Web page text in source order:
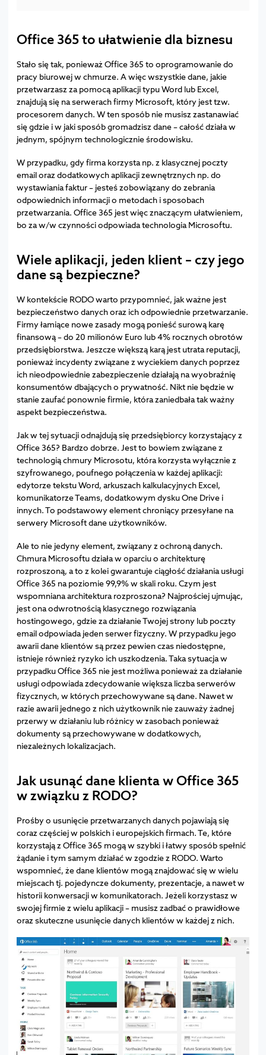
Office 365 to ułatwienie dla biznesu
Stało się tak, ponieważ Office 365 to oprogramowanie do
pracy biurowej w chmurze. A więc wszystkie dane, jakie
przetwarzasz za pomocą aplikacji typu Word lub Excel,
znajdują się na serwerach firmy Microsoft, który jest tzw.
procesorem danych. W ten sposób nie musisz zastanawiać
się gdzie i w jaki sposób gromadzisz dane – całość działa w
jednym, spójnym technologicznie środowisku.
W przypadku, gdy firma korzysta np. z klasycznej poczty
email oraz dodatkowych aplikacji zewnętrznych np. do
wystawiania faktur – jesteś zobowiązany do zebrania
odpowiednich informacji o metodach i sposobach
przetwarzania. Office 365 jest więc znaczącym ułatwieniem,
bo za w/w czynności odpowiada technologia Microsoftu.
Wiele aplikacji, jeden klient – czy jego
dane są bezpieczne?
W kontekście RODO warto przypomnieć, jak ważne jest
bezpieczeństwo danych oraz ich odpowiednie przetwarzanie.
Firmy łamiące nowe zasady mogą ponieść surową karę
finansową – do 20 milionów Euro lub 4% rocznych obrotów
przedsiębiorstwa. Jeszcze większą karą jest utrata reputacji,
ponieważ incydenty związane z wyciekiem danych poprzez
ich nieodpowiednie zabezpieczenie działają na wyobraźnię
konsumentów dbających o prywatność. Nikt nie będzie w
stanie zaufać ponownie firmie, która zaniedbała tak ważny
aspekt bezpieczeństwa.
Jak w tej sytuacji odnajdują się przedsiębiorcy korzystający z
Office 365? Bardzo dobrze. Jest to bowiem związane z
technologią chmury Microsotu, która korzysta wyłącznie z
szyfrowanego, poufnego połączenia w każdej aplikacji:
edytorze tekstu Word, arkuszach kalkulacyjnych Excel,
komunikatorze Teams, dodatkowym dysku One Drive i
innych. To podstawowy element chroniący przesyłane na
serwery Microsoft dane użytkowników.
Ale to nie jedyny element, związany z ochroną danych.
Chmura Microsoftu działa w oparciu o architekturę
rozproszoną, a to z kolei gwarantuje ciągłość działania usługi
Office 365 na poziomie 99,9% w skali roku. Czym jest
wspomniana architektura rozproszona? Najprościej ujmując,
jest ona odwrotnością klasycznego rozwiązania
hostingowego, gdzie za działanie Twojej strony lub poczty
email odpowiada jeden serwer fizyczny. W przypadku jego
awarii dane klientów są przez pewien czas niedostępne,
istnieje również ryzyko ich uszkodzenia. Taka sytuacja w
przypadku Office 365 nie jest możliwa ponieważ za działanie
usługi odpowiada zdecydowanie większa liczba serwerów
fizycznych, w których przechowywane są dane. Nawet w
razie awarii jednego z nich użytkownik nie zauważy żadnej
przerwy w działaniu lub różnicy w zasobach ponieważ
dokumenty są przechowywane w dodatkowych,
niezależnych lokalizacjach.
Jak usunąć dane klienta w Office 365
w związku z RODO?
Prośby o usunięcie przetwarzanych danych pojawiają się
coraz częściej w polskich i europejskich firmach. Te, które
korzystają z Office 365 mogą w szybki i łatwy sposób spełnić
żądanie i tym samym działać w zgodzie z RODO. Warto
wspomnieć, że dane klientów mogą znajdować się w wielu
miejscach tj. pojedyncze dokumenty, prezentacje, a nawet w
historii konwersacji w komunikatorach. Jeżeli korzystasz w
swojej firmie z wielu aplikacji – musisz zadbać o prawidłowe
oraz skuteczne usunięcie danych klientów w każdej z nich.